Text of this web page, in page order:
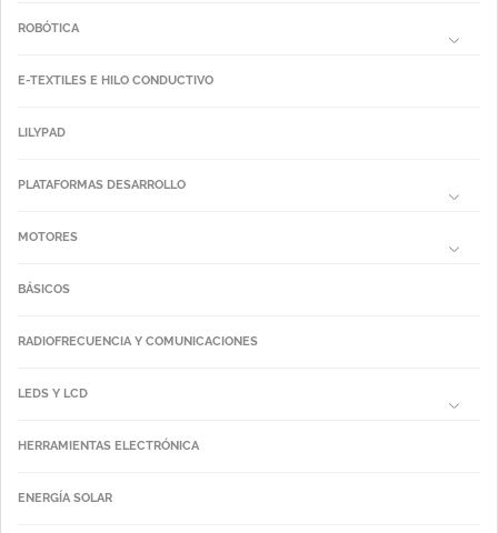
ROBÓTICA
E-TEXTILES E HILO CONDUCTIVO
LILYPAD
PLATAFORMAS DESARROLLO
MOTORES
BÁSICOS
RADIOFRECUENCIA Y COMUNICACIONES
LEDS Y LCD
HERRAMIENTAS ELECTRÓNICA
ENERGÍA SOLAR